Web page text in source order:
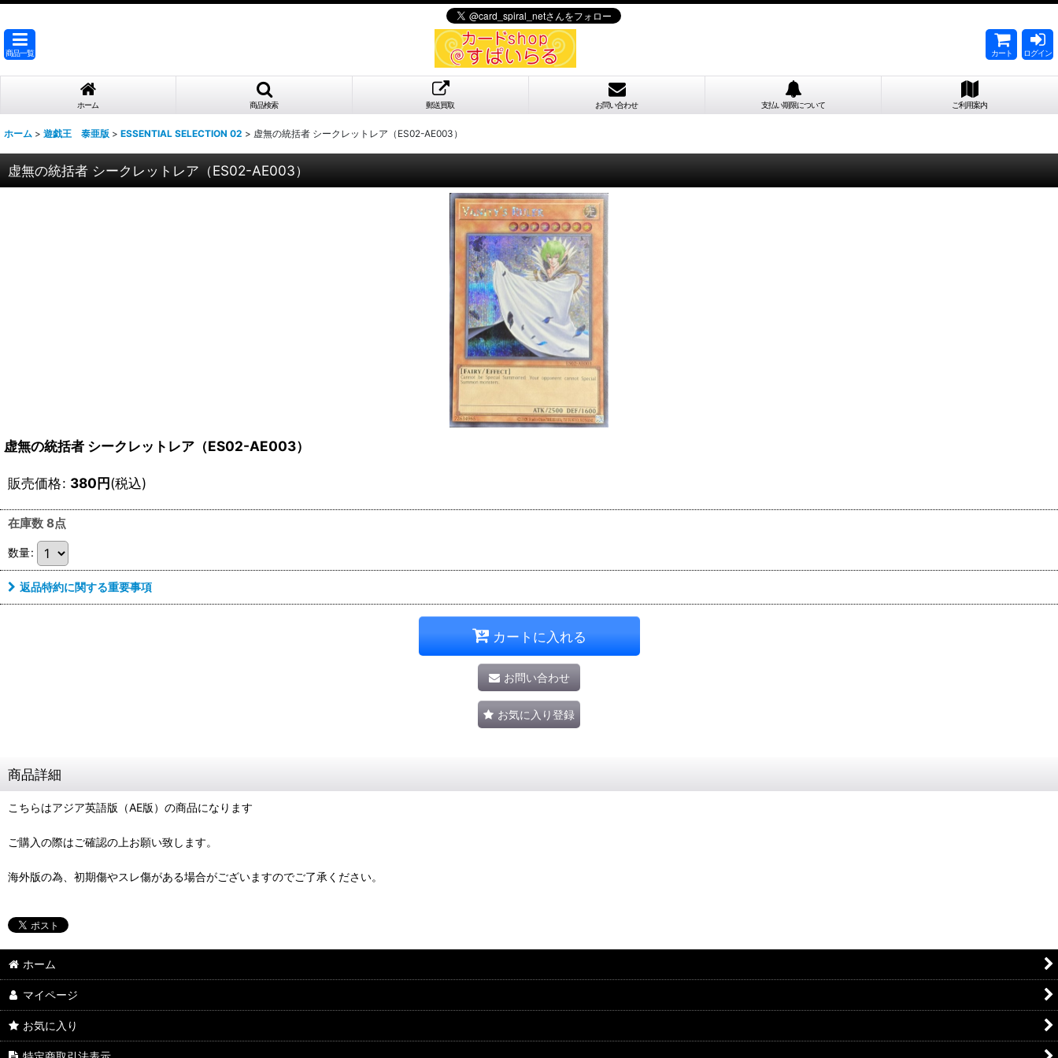
商品一覧 カート ログイン
ホーム 商品検索 郵送買取 お問い合わせ 支払い期限について ご利用案内
ホーム > 遊戯王 泰亜版 > ESSENTIAL SELECTION 02 > 虚無の統括者 シークレットレア（ES02-AE003）
虚無の統括者 シークレットレア（ES02-AE003）
虚無の統括者 シークレットレア（ES02-AE003）
販売価格: 380円(税込)
在庫数 8点
数量:
返品特約に関する重要事項
カートに入れる
お問い合わせ
お気に入り登録
商品詳細
こちらはアジア英語版（AE版）の商品になります
ご購入の際はご確認の上お願い致します。
海外版の為、初期傷やスレ傷がある場合がございますのでご了承ください。
ホーム
マイページ
お気に入り